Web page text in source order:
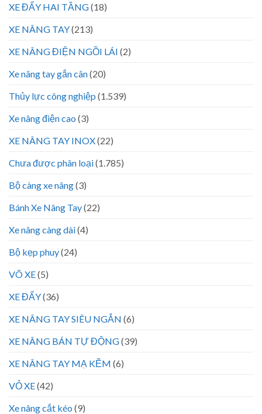
XE ĐẨY HAI TẦNG(18)
XE NÂNG TAY(213)
XE NÂNG ĐIỆN NGỒI LÁI (2)
Xe nâng tay gắn cân(20)
Thủy lực công nghiệp (1.539)
Xe nâng điện cao (3)
XE NÂNG TAY INOX(22)
Chưa được phân loại(1.785)
Bộ càng xe nâng(3)
Bánh Xe Nâng Tay(22)
Xe nâng càng dài(4)
Bộ kẹp phuy(24)
VÕ XE(5)
XE ĐẨY(36)
XE NÂNG TAY SIÊU NGẮN (6)
XE NÂNG BÁN TỰ ĐỘNG(39)
XE NÂNG TAY MẠ KẼM (6)
VỎ XE(42)
Xe nâng cắt kéo (9)